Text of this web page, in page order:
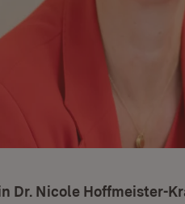
Dr. Nicole Hoffmeister-